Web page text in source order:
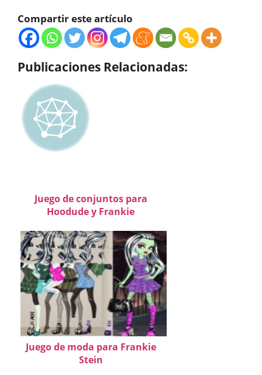
Compartir este artículo
Publicaciones Relacionadas:
Juego de conjuntos para
Hoodude y Frankie
Juego de moda para Frankie
Stein